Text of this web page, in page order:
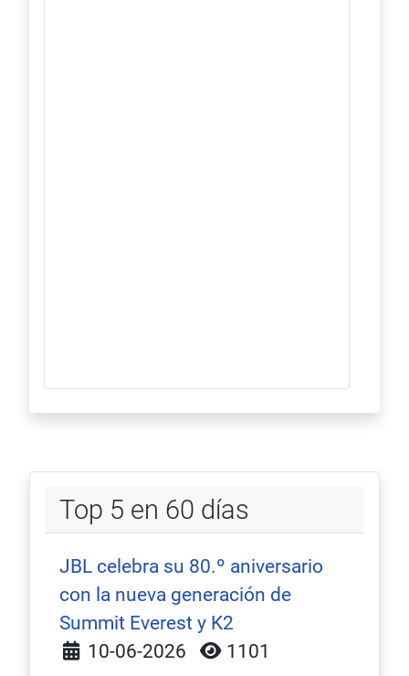
Top 5 en 60 días
JBL celebra su 80.º aniversario
con la nueva generación de
Summit Everest y K2
Detalles
10-06-2026 1101